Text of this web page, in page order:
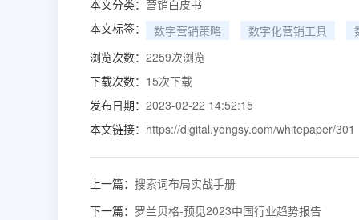
本文分类： 营销白皮书
本文标签：
数字营销策略 数字化营销工具
浏览次数： 2259次浏览
下载次数： 15次下载
发布日期： 2023-02-22 14:52:15
本文链接： https://digital.yongsy.com/whitepaper/301
上一篇： 搜索词布局实战手册
下一篇： 罗兰贝格-预见2023中国行业趋势报告